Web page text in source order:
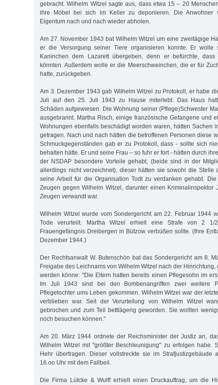
gebracht. Wilhelm Witzel sagte aus, dass etwa 15 – 20
ihre Möbel bei sich im Keller zu deponieren. Die Anwohner
Eigentum nach und nach wieder abholen.
Am 27. November 1943 bat Wilhelm Witzel um eine zweitägige
er die Versorgung seiner Tiere organisieren konnte. Er wolle
Kaninchen dem Lazarett übergeben, denn er befürchte,
könnten. Außerdem wolle er die Meerschweinchen, die er für
hatte, zurückgeben.
Am 3. Dezember 1943 gab Wilhelm Witzel zu Protokoll, er habe
Juli auf den 25. Juli 1943 zu Hause miterlebt. Das Haus
Schäden aufgewiesen. Die Wohnung seiner (Pflege)Schwester
ausgebrannt. Martha Risch, einige französische Gefangene und
Wohnungen ebenfalls beschädigt worden waren, hätten Sachen
getragen. Nach und nach hätten die betroffenen Personen diese
Schmuckgegenständen gab er zu Protokoll, dass - sollte sich
behalten hätte. Er und seine Frau – so fuhr er fort - hätten durch
der NSDAP besondere Vorteile gehabt, (beide sind in der
allerdings nicht verzeichnet), dieser hätten sie sowohl die Stelle
seine Arbeit für die Organisation Todt zu verdanken gehabt.
Zeugen gegen Wilhelm Witzel, darunter einen Kriminalinspektor
Zeugen verwandt war.
Wilhelm Witzel wurde vom Sondergericht am 22. Februar 1944
Tode verurteilt. Martha Witzel erhielt eine Strafe von 2
Frauengefängnis Dreibergen in Bützow verbüßen sollte. (Ihre
Dezember 1944.)
Der Rechtsanwalt W. Butenschön bat das Sondergericht am 8.
Freigabe des Leichnams von Wilhelm Witzel nach der
werden könne: "Die Eltern hatten bereits einen Pflegesohn im
Im Juli 1943 sind bei den Bombenangriffen zwei weitere
Pflegetochter ums Leben gekommen. Wilhelm Witzel war der
verblieben war. Seit der Verurteilung von Wilhelm Witzel
gebrochen und zum Teil bettlägerig geworden. Sie wollten
noch besuchen können."
Am 20. März 1944 ordnete der Reichsminister der Justiz an,
Wilhelm Witzel mit "größter Beschleunigung" zu erfolgen habe.
Hehr übertragen. Dieser vollstreckte sie im Strafjustizgebäude
16.oo Uhr mit dem Fallbeil.
Die Firma Lütcke & Wulff erhielt einen Druckauftrag, um die